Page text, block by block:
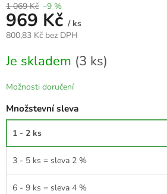
1 069 Kč –9 %
969 Kč / ks
800,83 Kč bez DPH
cena:
Je skladem (3 ks)
Možnosti doručení
Množstevní sleva
1 - 2 ks
3 - 5 ks = sleva 2 %
6 - 9 ks = sleva 4 %